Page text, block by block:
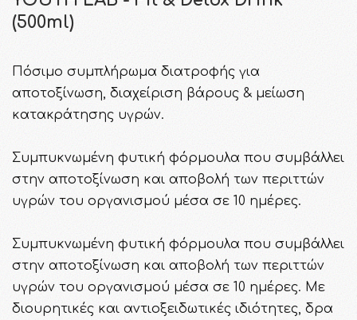
(500ml)
Πόσιμο συμπλήρωμα διατροφής για
αποτοξίνωση, διαχείριση βάρους & μείωση
κατακράτησης υγρών.
Συμπυκνωμένη φυτική φόρμουλα που συμβάλλει
στην αποτοξίνωση και αποβολή των περιττών
υγρών του οργανισμού μέσα σε 10 ημέρες.
Συμπυκνωμένη φυτική φόρμουλα που συμβάλλει
στην αποτοξίνωση και αποβολή των περιττών
υγρών του οργανισμού μέσα σε 10 ημέρες. Με
διουρητικές και αντιοξειδωτικές ιδιότητες, δρα